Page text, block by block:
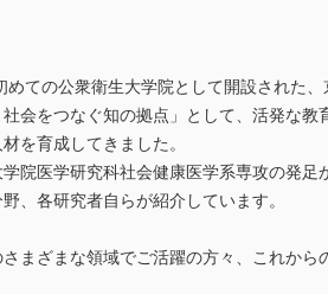
ての公衆衛生大学院として開設された
会をつなぐ知の拠点」として、活発な
を育成してきました。
院医学研究科社会健康医学系専攻の発
、各研究者自らが紹介しています。
まざまな領域でご活躍の方々、これから